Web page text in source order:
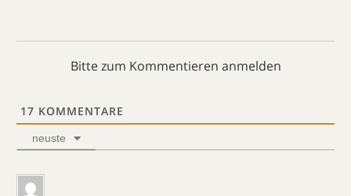
Bitte zum Kommentieren anmelden
17 KOMMENTARE
neuste